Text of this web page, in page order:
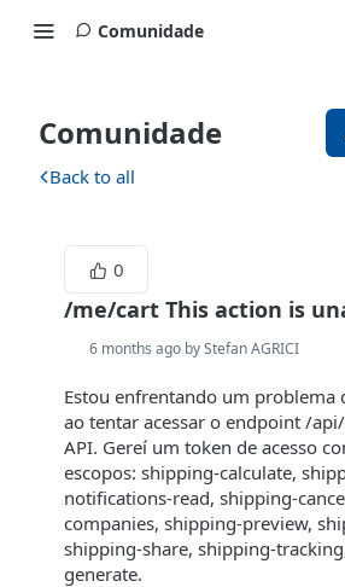
Comunidade
Comunidade
Back to all
0
/me/cart This action is
6 months ago by Stefan AGRICI
Estou enfrentando um problema
ao tentar acessar o endpoint /
API. Gereí um token de acesso
escopos: shipping-calculate,
notifications-read, shipping-
companies, shipping-preview,
shipping-share, shipping-
generate.